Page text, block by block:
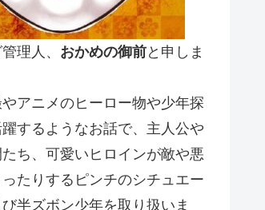
理人、 おかめの御前と申しま
アニメのヒーロー物や少年探
するようなお話で、主人公や
ち、可愛いヒロインが敵や悪
たりするピンチのシチュエー
半ズボン少年を取り扱いま